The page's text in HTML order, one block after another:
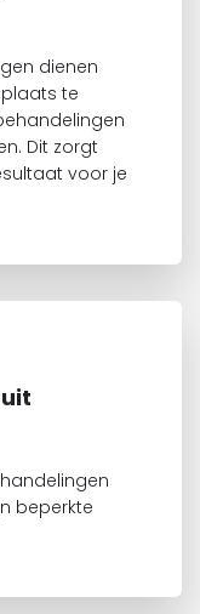
dienen
te
Dit zorgt
voor je
beperkte